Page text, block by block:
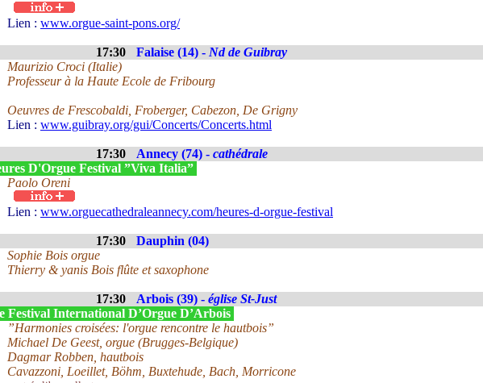
Lien : www.orgue-saint-pons.org/
17:30 Falaise (14) - Nd de Guibray
Maurizio Croci (Italie)
Professeur à la Haute Ecole de Fribourg
Oeuvres de Frescobaldi, Froberger, Cabezon, De Grigny
Lien : www.guibray.org/gui/Concerts/Concerts.html
17:30 Annecy (74) - cathédrale
D'Orgue Festival ”Viva Italia”
Paolo Oreni
Lien : www.orguecathedraleannecy.com/heures-d-orgue-festival
17:30 Dauphin (04)
Sophie Bois orgue
Thierry & yanis Bois flûte et saxophone
17:30 Arbois (39) - église St-Just
Festival International D’Orgue D’Arbois
”Harmonies croisées: l'orgue rencontre le hautbois”
Michael De Geest, orgue (Brugges-Belgique)
Dagmar Robben, hautbois
Cavazzoni, Loeillet, Böhm, Buxtehude, Bach, Morricone